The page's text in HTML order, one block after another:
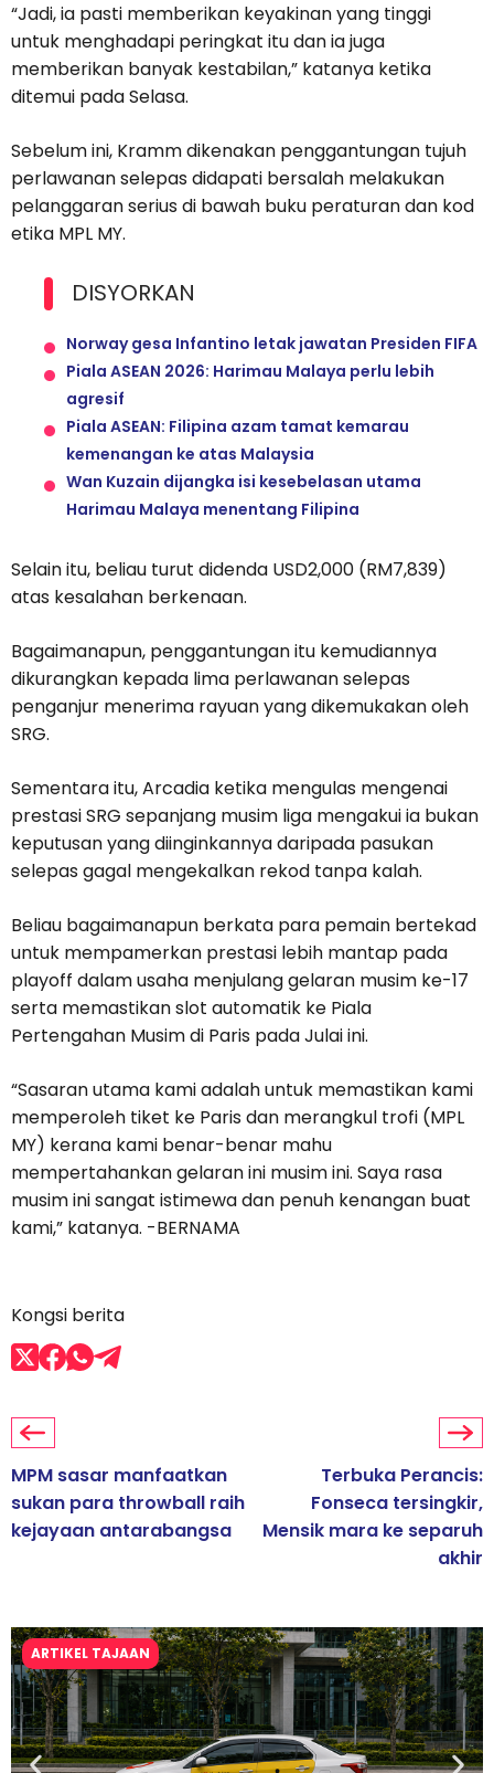
“Jadi, ia pasti memberikan keyakinan yang tinggi
untuk menghadapi peringkat itu dan ia juga
memberikan banyak kestabilan,” katanya ketika
ditemui pada Selasa.
Sebelum ini, Kramm dikenakan penggantungan tujuh
perlawanan selepas didapati bersalah melakukan
pelanggaran serius di bawah buku peraturan dan kod
etika MPL MY.
DISYORKAN
Norway gesa Infantino letak jawatan Presiden FIFA
Piala ASEAN 2026: Harimau Malaya perlu lebih
agresif
Piala ASEAN: Filipina azam tamat kemarau
kemenangan ke atas Malaysia
Wan Kuzain dijangka isi kesebelasan utama
Harimau Malaya menentang Filipina
Selain itu, beliau turut didenda USD2,000 (RM7,839)
atas kesalahan berkenaan.
Bagaimanapun, penggantungan itu kemudiannya
dikurangkan kepada lima perlawanan selepas
penganjur menerima rayuan yang dikemukakan oleh
SRG.
Sementara itu, Arcadia ketika mengulas mengenai
prestasi SRG sepanjang musim liga mengakui ia bukan
keputusan yang diinginkannya daripada pasukan
selepas gagal mengekalkan rekod tanpa kalah.
Beliau bagaimanapun berkata para pemain bertekad
untuk mempamerkan prestasi lebih mantap pada
playoff dalam usaha menjulang gelaran musim ke-17
serta memastikan slot automatik ke Piala
Pertengahan Musim di Paris pada Julai ini.
“Sasaran utama kami adalah untuk memastikan kami
memperoleh tiket ke Paris dan merangkul trofi (MPL
MY) kerana kami benar-benar mahu
mempertahankan gelaran ini musim ini. Saya rasa
musim ini sangat istimewa dan penuh kenangan buat
kami,” katanya. -BERNAMA
Kongsi berita
MPM sasar manfaatkan
sukan para throwball raih
kejayaan antarabangsa
Terbuka Perancis:
Fonseca tersingkir,
Mensik mara ke separuh
akhir
ARTIKEL TAJAAN